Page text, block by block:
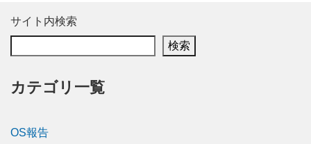
サイト内検索
検索
カテゴリ一覧
OS報告